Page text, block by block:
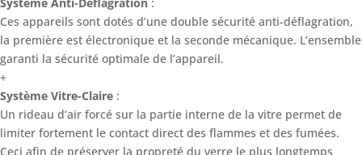
Ces appareils sont dotés d’une double sécurité anti-déflagration,
la première est électronique et la seconde mécanique. L’ensemble
garanti la sécurité optimale de l’appareil.
+
Système Vitre-Claire :
Un rideau d’air forcé sur la partie interne de la vitre permet de
limiter fortement le contact direct des flammes et des fumées.
Ceci afin de préserver la propreté du verre le plus longtemps